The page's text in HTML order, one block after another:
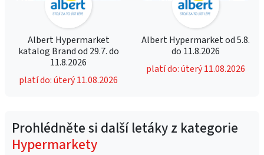
Albert Hypermarket
katalog Brand od 29.7. do
11.8.2026
platí do: úterý 11.08.2026
Albert Hypermarket od 5.8.
do 11.8.2026
platí do: úterý 11.08.2026
Prohlédněte si další letáky z kategorie
Hypermarkety